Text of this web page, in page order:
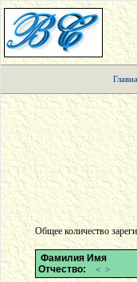
Общее количество
Фамилия Имя
Отчество:
< >